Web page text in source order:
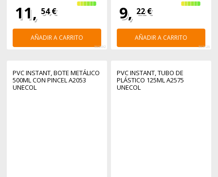
11, 54 €
AÑADIR A CARRITO
363692
9, 22 €
AÑADIR A CARRITO
363726
PVC INSTANT, BOTE METÁLICO
500ML CON PINCEL A2053
UNECOL
PVC INSTANT, TUBO DE
PLÁSTICO 125ML A2575
UNECOL